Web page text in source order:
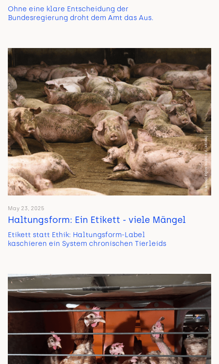
Ohne eine klare Entscheidung der
Bundesregierung droht dem Amt das Aus.
May 23, 2025
Haltungsform: Ein Etikett - viele Mängel
Etikett statt Ethik: Haltungsform-Label
kaschieren ein System chronischen Tierleids